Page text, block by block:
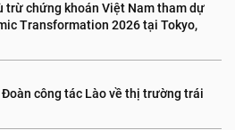
trừ chứng khoán Việt Nam tham dự
Transformation 2026 tại Tokyo,
công tác Lào về thị trường trái